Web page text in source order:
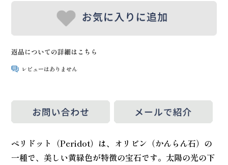
返品についての詳細はこちら
レビューはありません
ペリドット（Peridot）は、オリビン（かんらん石）の
一種で、美しい黄緑色が特徴の宝石です。太陽の光の下